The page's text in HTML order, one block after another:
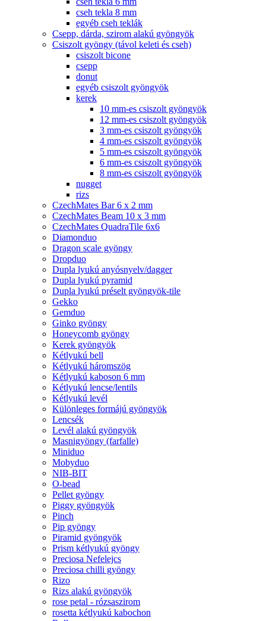
cseh tekla 8 mm
egyéb cseh teklák
Csepp, dárda, szirom alakú gyöngyök
Csiszolt gyöngy (távol keleti és cseh)
csiszolt bicone
csepp
donut
egyéb csiszolt gyöngyök
kerek
10 mm-es csiszolt gyöngyök
12 mm-es csiszolt gyöngyök
3 mm-es csiszolt gyöngyök
4 mm-es csiszolt gyöngyök
5 mm-es csiszolt gyöngyök
6 mm-es csiszolt gyöngyök
8 mm-es csiszolt gyöngyök
nugget
rizs
CzechMates Bar 6 x 2 mm
CzechMates Beam 10 x 3 mm
CzechMates QuadraTile 6x6
Diamonduo
Dragon scale gyöngy
Dropduo
Dupla lyukú anyósnyelv/dagger
Dupla lyukú pyramid
Dupla lyukú préselt gyöngyök-tile
Gekko
Gemduo
Ginko gyöngy
Honeycomb gyöngy
Kerek gyöngyök
Kétlyukú bell
Kétlyukú háromszög
Kétlyukú kaboson 6 mm
Kétlyukú lencse/lentils
Kétlyukú levél
Különleges formájú gyöngyök
Lencsék
Levél alakú gyöngyök
Masnigyöngy (farfalle)
Miniduo
Mobyduo
NIB-BIT
O-bead
Pellet gyöngy
Piggy gyöngyök
Pinch
Pip gyöngy
Piramid gyöngyök
Prism kétlyukú gyöngy
Preciosa Nefelejcs
Preciosa chilli gyöngy
Rizo
Rizs alakú gyöngyök
rose petal - rózsaszirom
rosetta kétlyukú kabochon